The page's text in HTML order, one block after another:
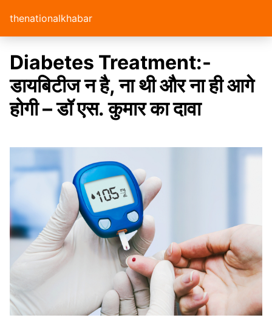
thenationalkhabar
Diabetes Treatment:-
डायबिटीज न है, ना थी और ना ही आगे
होगी – डॉ एस. कुमार का दावा